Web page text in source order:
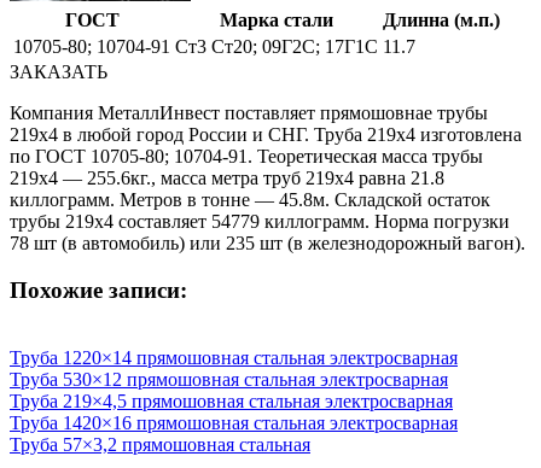
ГОСТ Марка стали
Длинна (м.п.)
10705-80; 10704-91 Ст3 Ст20; 09Г2С; 17Г1С 11.7
ЗАКАЗАТЬ
Компания МеталлИнвест поставляет прямошовнае трубы
219х4 в любой город России и СНГ. Труба 219х4 изготовлена
по ГОСТ 10705-80; 10704-91. Теоретическая масса трубы
219х4 — 255.6кг., масса метра труб 219х4 равна 21.8
киллограмм. Метров в тонне — 45.8м. Складской остаток
трубы 219х4 составляет 54779 киллограмм. Норма погрузки
78 шт (в автомобиль) или 235 шт (в железнодорожный вагон).
Похожие записи:
Труба 1220×14 прямошовная стальная электросварная
Труба 530×12 прямошовная стальная электросварная
Труба 219×4,5 прямошовная стальная электросварная
Труба 1420×16 прямошовная стальная электросварная
Труба 57×3,2 прямошовная стальная